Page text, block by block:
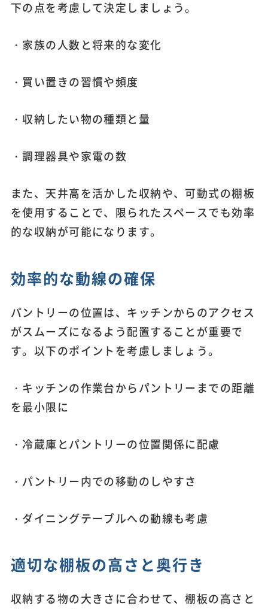
下の点を考慮して決定しましょう。
・家族の人数と将来的な変化
・買い置きの習慣や頻度
・収納したい物の種類と量
・調理器具や家電の数
また、天井高を活かした収納や、可動式の棚板
を使用することで、限られたスペースでも効率
的な収納が可能になります。
効率的な動線の確保
パントリーの位置は、キッチンからのアクセス
がスムーズになるよう配置することが重要で
す。以下のポイントを考慮しましょう。
・キッチンの作業台からパントリーまでの距離
を最小限に
・冷蔵庫とパントリーの位置関係に配慮
・パントリー内での移動のしやすさ
・ダイニングテーブルへの動線も考慮
適切な棚板の高さと奥行き
収納する物の大きさに合わせて、棚板の高さと